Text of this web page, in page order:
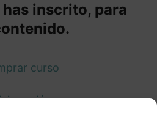
inscrito, para
curso
sesión